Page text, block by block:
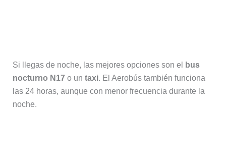
Si llegas de noche, las mejores opciones son el
bus
nocturno N17o un taxi. El Aerobús también funciona
las 24 horas, aunque con menor frecuencia durante la
noche.